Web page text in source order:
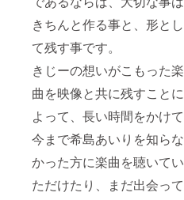
きちんと作る事と、形とし
て残す事です。
きじーの想いがこもった楽
曲を映像と共に残すことに
よって、長い時間をかけて
今まで希島あいりを知らな
かった方に楽曲を聴いてい
ただけたり、まだ出会って